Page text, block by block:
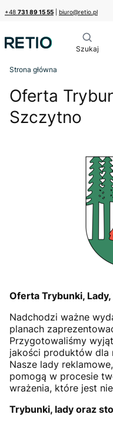
+48 731 89 15 55 biuro@retio.pl
Strona główna
Oferta
Szczytno
Oferta Trybunki, Lady,
Nadchodzi ważne
planach
Przygotowaliśmy
jakości produktów dla
Nasze lady
pomogą w procesie
wrażenia, które jest
Trybunki, lady oraz